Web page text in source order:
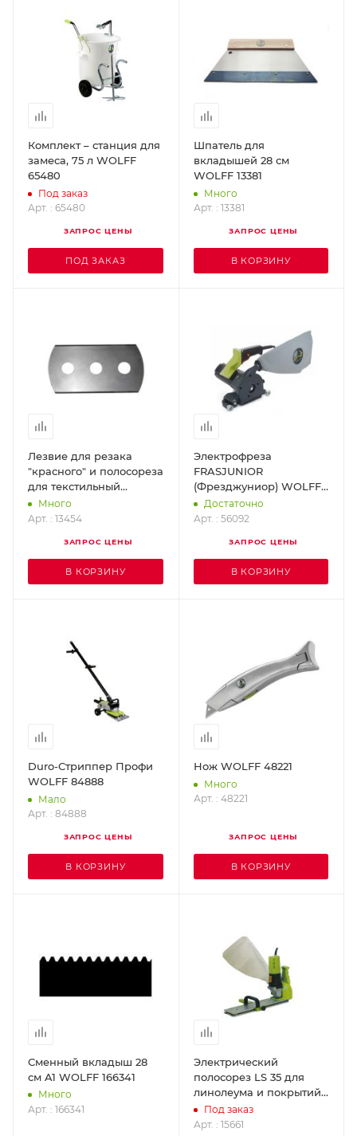
Комплект – станция для
замеса, 75 л WOLFF
65480
Под заказ
Арт. : 65480
ЗАПРОС ЦЕНЫ
ПОД ЗАКАЗ
Шпатель для
вкладышей 28 см
WOLFF 13381
Много
Арт. : 13381
ЗАПРОС ЦЕНЫ
В КОРЗИНУ
Лезвие для резака
"красного" и полосореза
для текстильный
покрытий (комплект - 10
шт.) WOLFF 13454
Много
Арт. : 13454
ЗАПРОС ЦЕНЫ
В КОРЗИНУ
Электрофреза
FRASJUNIOR
(Фрезджуниор) WOLFF
56092
Достаточно
Арт. : 56092
ЗАПРОС ЦЕНЫ
В КОРЗИНУ
Duro-Стриппер Профи
WOLFF 84888
Мало
Арт. : 84888
ЗАПРОС ЦЕНЫ
В КОРЗИНУ
Нож WOLFF 48221
Много
Арт. : 48221
ЗАПРОС ЦЕНЫ
В КОРЗИНУ
Сменный вкладыш 28
см A1 WOLFF 166341
Много
Арт. : 166341
Электрический
полосорез LS 35 для
линолеума и покрытий
из ПВХ (ширина
резания 35 см) WOLFF
Под заказ
Арт. : 15661